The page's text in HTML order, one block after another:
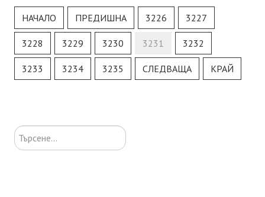
НАЧАЛО ПРЕДИШНА 3226 3227
3228 3229 3230 3231 3232
3233 3234 3235 СЛЕДВАЩА КРАЙ
Търсене...